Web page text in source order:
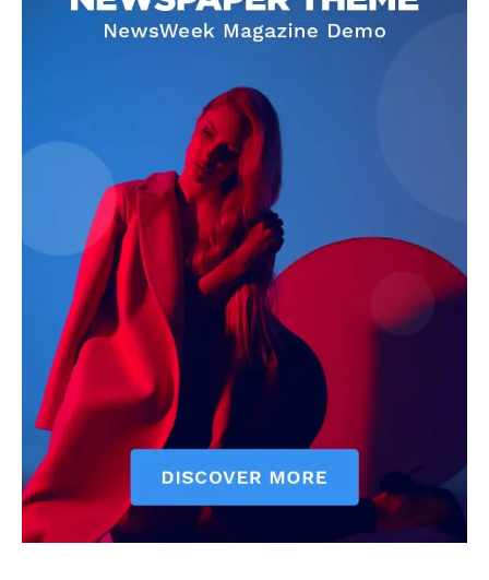
AIN NEWS 1
Contact Us
About Us
Privacy Policy
Terms of Use Agreement
Facebook
X WhatsApp
Share